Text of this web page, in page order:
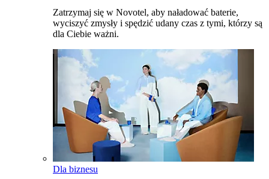
Zatrzymaj się w Novotel, aby naładować baterie,
wyciszyć zmysły i spędzić udany czas z tymi, którzy są
dla Ciebie ważni.
Dla biznesu